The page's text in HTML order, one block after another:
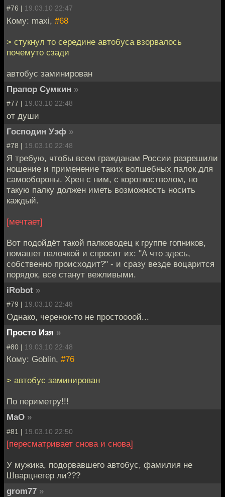
#76 | 19.03.10 22:47
Кому: maxi, #68
> стукнул то середине автобуса взорвалось
почемуто сзади
автобус заминирован
Прапор Сумкин »
#77 | 19.03.10 22:48
от души
Господин Уэф »
#78 | 19.03.10 22:48
Я требую, чтобы всем гражданам России разрешили
ношение и применение таких волшебных палок для
самообороны. Хрен с ним, с короткостволом, но
такую палку должен иметь возможность носить
каждый.
[мечтает]
Вот подойдёт такой палководец к группе гопников,
помашет палочкой и спросит их: "А что здесь,
собственно происходит?" - и сразу везде воцарится
порядок, все станут вежливыми.
iRobot »
#79 | 19.03.10 22:48
Однако, черенок-то не простоооой...
Просто Изя »
#80 | 19.03.10 22:48
Кому: Goblin, #76
> автобус заминирован
По периметру!!!
MaO »
#81 | 19.03.10 22:50
[пересматривает снова и снова]
У мужика, подорвавшего автобус, фамилия не
Шварцнегер ли???
grom77 »